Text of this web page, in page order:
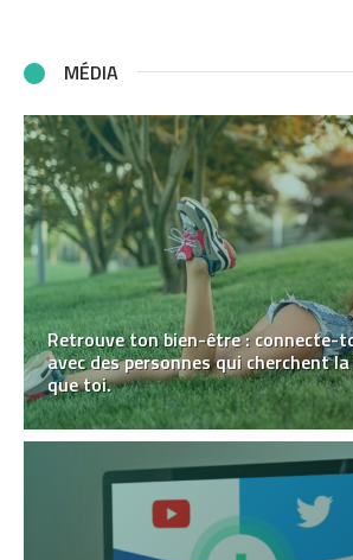
MÉDIA
Retrouve ton bien-être : connecte-
avec des personnes qui cherchent
que toi.